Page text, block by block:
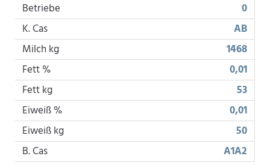
Betriebe
0
K. Cas
AB
Milch kg
1468
Fett %
0,01
Fett kg
53
Eiweiß %
0,01
Eiweiß kg
50
B. Cas
A1A2